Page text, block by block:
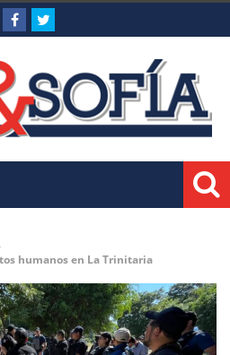
humanos en La Trinitaria